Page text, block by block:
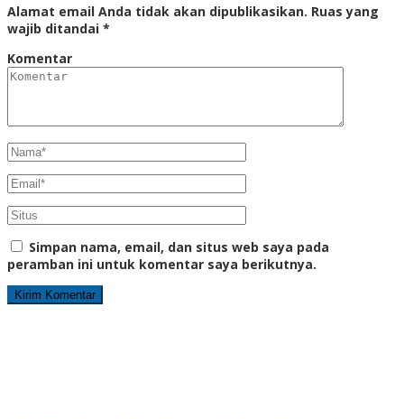
Alamat email Anda tidak akan dipublikasikan. Ruas yang
wajib ditandai *
Komentar
Simpan nama, email, dan situs web saya pada
peramban ini untuk komentar saya berikutnya.